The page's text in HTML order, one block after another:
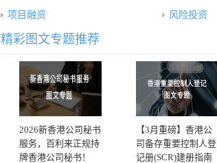
项目融资 风险投资
精彩图文专题推荐
2026新香港公司秘书
服务，百利来正规持
牌香港公司秘书！
【3月重磅】香港公
司备存重要控制人登
记册(SCR)建册指南